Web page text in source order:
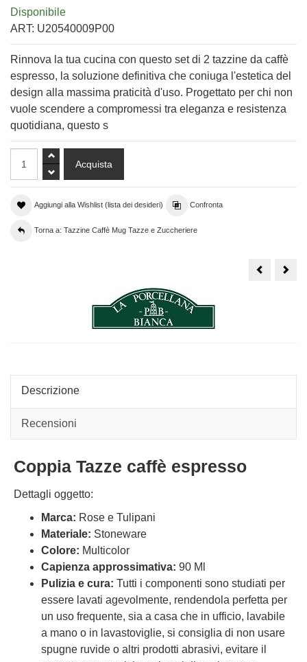
Disponibile
ART: U20540009P00
Rinnova la tua cucina con questo set di 2 tazzine da caffè
espresso, la soluzione definitiva che coniuga l'estetica del
design alla massima praticità d'uso. Progettato per chi non
vuole scendere a compromessi tra eleganza e resistenza
quotidiana, questo s
Aggiungi alla Wishlist (lista dei desideri) Confronta
Torna a: Tazzine Caffè Mug Tazze e Zuccheriere
Tazzine
Descrizione
Recensioni
Coppia Tazze caffè espresso
Dettagli oggetto:
Marca: Rose e Tulipani
Materiale: Stoneware
Colore: Multicolor
Capienza approssimativa: 90 Ml
Pulizia e cura: Tutti i componenti sono studiati per
essere lavati agevolmente, rendendola perfetta per
un uso frequente, sia a casa che in ufficio, lavabile
a mano o in lavastoviglie, si consiglia di non usare
spugne ruvide o altri prodotti abrasivi, evitare il